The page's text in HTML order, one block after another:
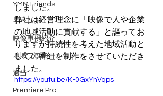
YMM Friends
イベント
映像事例紹介
地域プロモーション
適当
Premiere Pro
しました。
弊社は経営理念に「映像で人や企業
の地域活動に貢献する」と謳ってお
りますが持続性を考えた地域活動と
しての番組を制作をさせていただき
ました。
https://youtu.be/K-0GxYhVqps